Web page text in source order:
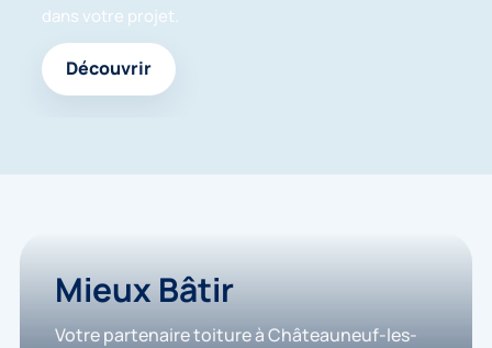
dans votre projet.
Découvrir
Mieux Bâtir
Votre partenaire toiture à Châteauneuf-les-